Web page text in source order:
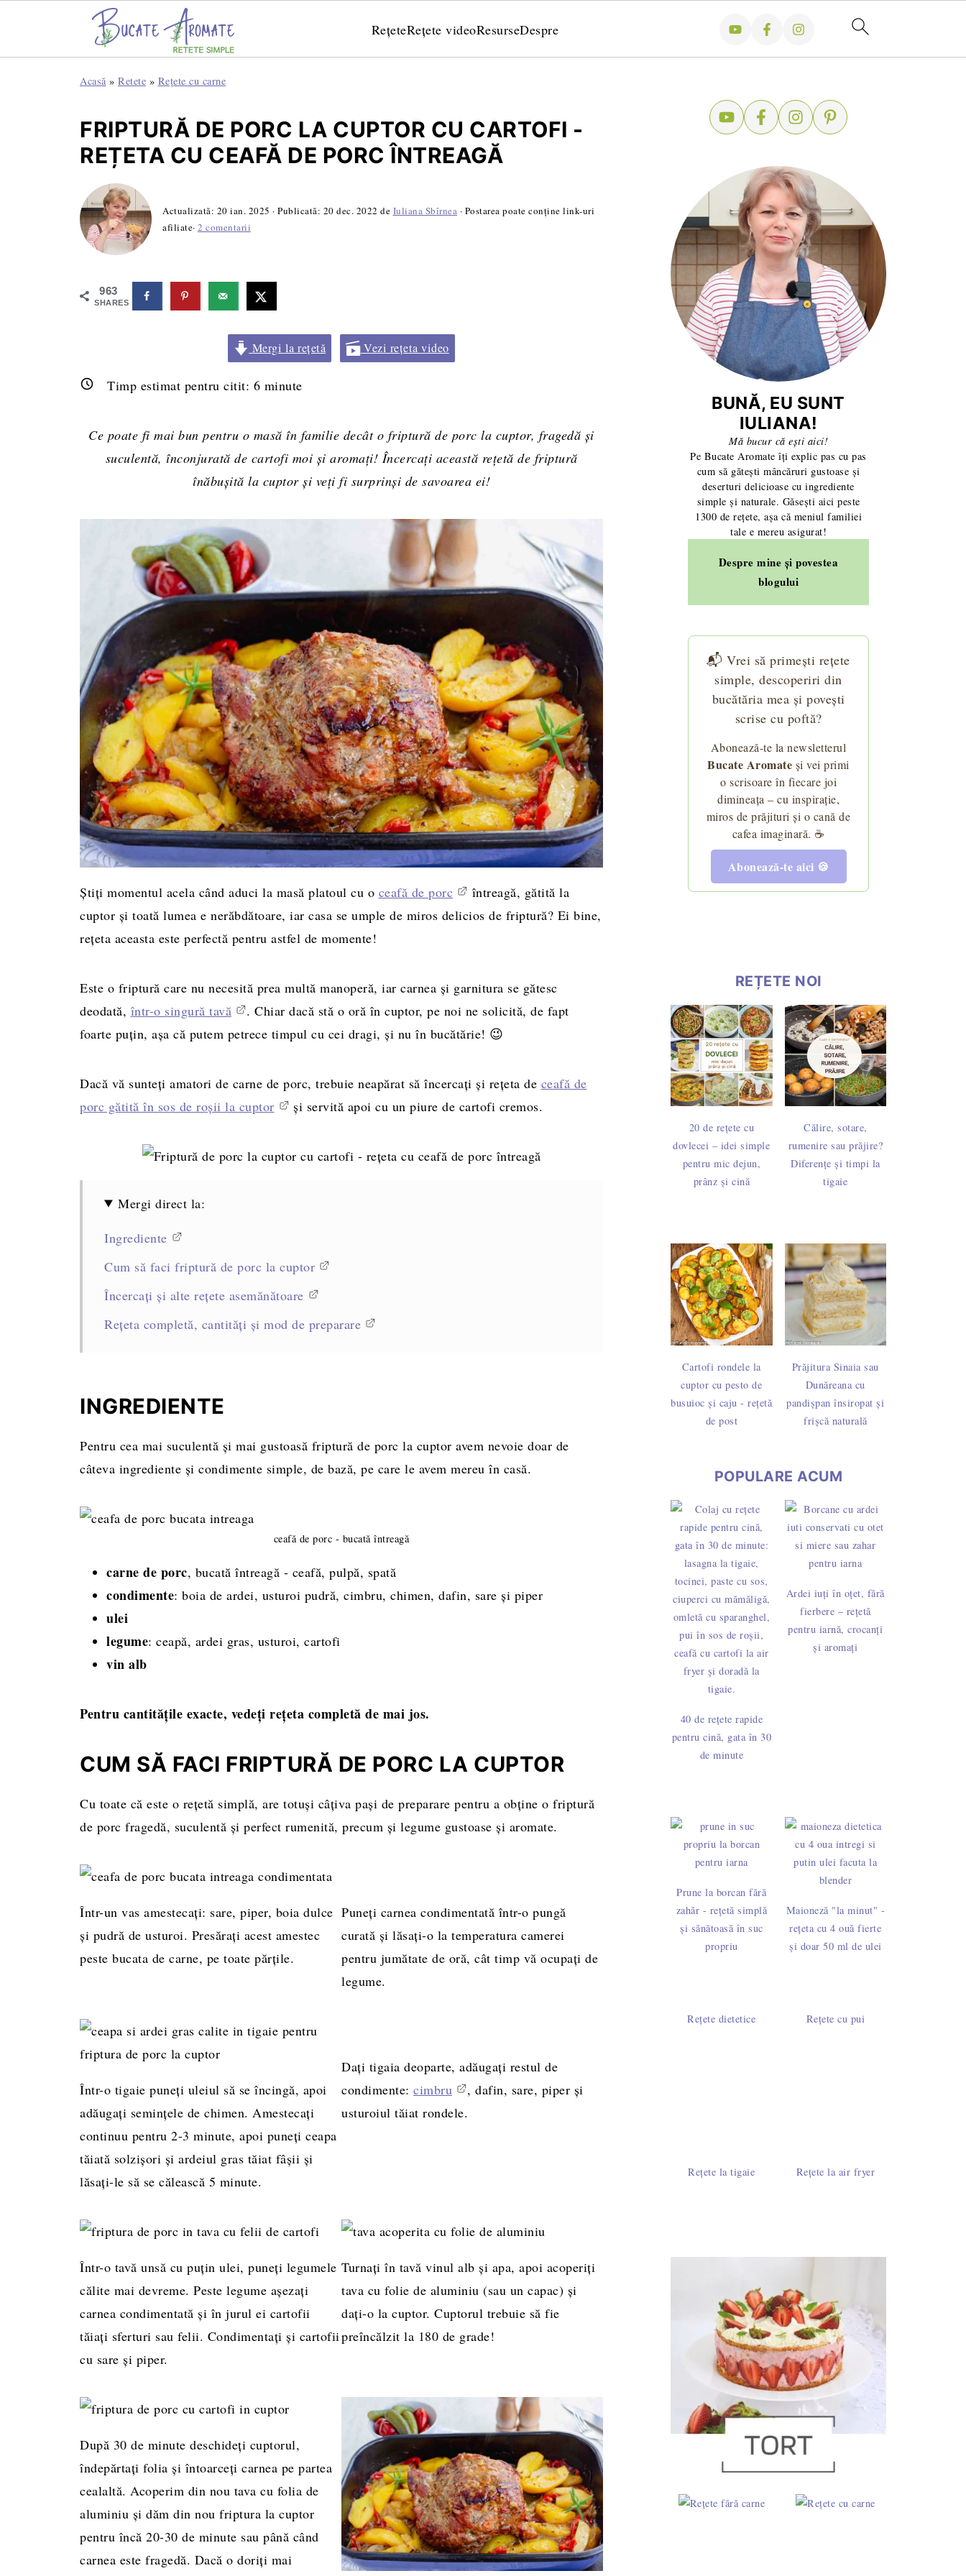
RețeteRețete videoResurseDespre
Acasă » Retete » Rețete cu carne
FRIPTURĂ DE PORC LA CUPTOR CU CARTOFI -
REȚETA CU CEAFĂ DE PORC ÎNTREAGĂ
Actualizată: 20 ian. 2025 · Publicată: 20 dec. 2022 de Iuliana Sbîrnea · Postarea poate conține link-uri
afiliate· 2 comentarii
963
SHARES
Mergi la rețetă Vezi rețeta video
Timp estimat pentru citit: 6 minute
Ce poate fi mai bun pentru o masă în familie decât o friptură de porc la cuptor, fragedă și
suculentă, înconjurată de cartofi moi și aromați! Încercați această rețetă de friptură
înăbușită la cuptor și veți fi surprinși de savoarea ei!
Știți momentul acela când aduci la masă platoul cu o ceafă de porc
întreagă, gătită la
cuptor și toată lumea e nerăbdătoare, iar casa se umple de miros delicios de friptură? Ei bine,
rețeta aceasta este perfectă pentru astfel de momente!
Este o friptură care nu necesită prea multă manoperă, iar carnea și garnitura se gătesc
deodată, într-o singură tavă
. Chiar dacă stă o oră în cuptor, pe noi ne solicită, de fapt
foarte puțin, așa că putem petrece timpul cu cei dragi, și nu în bucătărie! 😉
Dacă vă sunteți amatori de carne de porc, trebuie neapărat să încercați și rețeta de ceafă de
porc gătită în sos de roșii la cuptor
și servită apoi cu un piure de cartofi cremos.
Mergi direct la:
Ingrediente
Cum să faci friptură de porc la cuptor
Încercați și alte rețete asemănătoare
Rețeta completă, cantități și mod de preparare
INGREDIENTE
Pentru cea mai suculentă și mai gustoasă friptură de porc la cuptor avem nevoie doar de
câteva ingrediente și condimente simple, de bază, pe care le avem mereu în casă.
ceafă de porc - bucată întreagă
carne de porc, bucată întreagă - ceafă, pulpă, spată
condimente: boia de ardei, usturoi pudră, cimbru, chimen, dafin, sare și piper
ulei
legume: ceapă, ardei gras, usturoi, cartofi
vin alb
Pentru cantitățile exacte, vedeți rețeta completă de mai jos.
CUM SĂ FACI FRIPTURĂ DE PORC LA CUPTOR
Cu toate că este o rețetă simplă, are totuși câțiva pași de preparare pentru a obține o friptură
de porc fragedă, suculentă și perfect rumenită, precum și legume gustoase și aromate.
Într-un vas amestecați: sare, piper, boia dulce
și pudră de usturoi. Presărați acest amestec
peste bucata de carne, pe toate părțile.
Puneți carnea condimentată într-o pungă
curată și lăsați-o la temperatura camerei
pentru jumătate de oră, cât timp vă ocupați de
legume.
Într-o tigaie puneți uleiul să se încingă, apoi
adăugați semințele de chimen. Amestecați
continuu pentru 2-3 minute, apoi puneți ceapa
tăiată solzișori și ardeiul gras tăiat fâșii și
lăsați-le să se călească 5 minute.
Dați tigaia deoparte, adăugați restul de
condimente: cimbru
, dafin, sare, piper și
usturoiul tăiat rondele.
Într-o tavă unsă cu puțin ulei, puneți legumele
călite mai devreme. Peste legume așezați
carnea condimentată și în jurul ei cartofii
tăiați sferturi sau felii. Condimentați și cartofii
cu sare și piper.
Turnați în tavă vinul alb și apa, apoi acoperiți
tava cu folie de aluminiu (sau un capac) și
dați-o la cuptor. Cuptorul trebuie să fie
preîncălzit la 180 de grade!
După 30 de minute deschideți cuptorul,
îndepărtați folia și întoarceți carnea pe partea
cealaltă. Acoperim din nou tava cu folia de
aluminiu și dăm din nou friptura la cuptor
pentru încă 20-30 de minute sau până când
carnea este fragedă. Dacă o doriți mai
BUNĂ, EU SUNT
IULIANA!
Mă bucur că ești aici!
Pe Bucate Aromate îți explic pas cu pas
cum să gătești mâncăruri gustoase și
deserturi delicioase cu ingrediente
simple și naturale. Găsești aici peste
1300 de rețete, așa că meniul familiei
tale e mereu asigurat!
Despre mine și povestea
blogului
📬 Vrei să primești rețete
simple, descoperiri din
bucătăria mea și povești
scrise cu poftă?
Abonează-te la newsletterul
Bucate Aromate și vei primi
o scrisoare în fiecare joi
dimineața – cu inspirație,
miros de prăjituri și o cană de
cafea imaginară. ☕
Abonează-te aici 🍪
REȚETE NOI
20 de rețete cu
dovlecei – idei simple
pentru mic dejun,
prânz și cină
Călire, sotare,
rumenire sau prăjire?
Diferențe și timpi la
tigaie
Cartofi rondele la
cuptor cu pesto de
busuioc și caju - rețetă
de post
Prăjitura Sinaia sau
Dunăreana cu
pandișpan însiropat și
frișcă naturală
POPULARE ACUM
40 de rețete rapide
pentru cină, gata în 30
de minute
Ardei iuți în oțet, fără
fierbere – rețetă
pentru iarnă, crocanți
și aromați
Prune la borcan fără
zahăr - rețetă simplă
și sănătoasă în suc
propriu
Maioneză "la minut" -
rețeta cu 4 ouă fierte
și doar 50 ml de ulei
Rețete dietetice Rețete cu pui
Rețete la tigaie Rețete la air fryer